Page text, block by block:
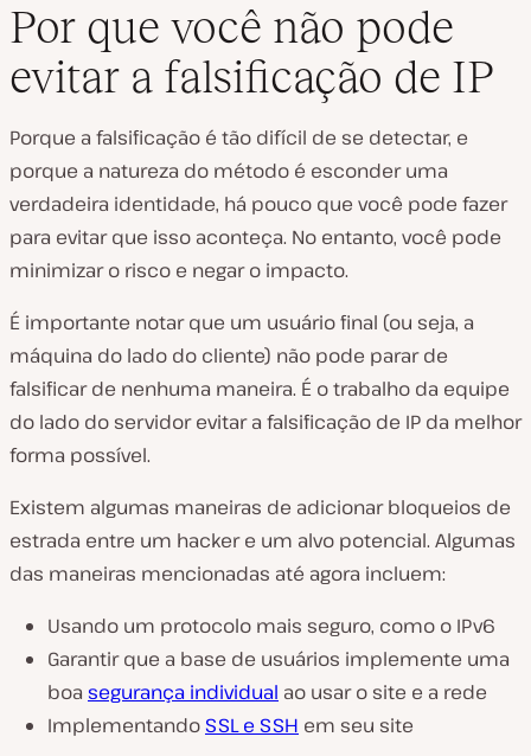
Por que você não pode
evitar a falsificação de IP
Porque a falsificação é tão difícil de se detectar, e
porque a natureza do método é esconder uma
verdadeira identidade, há pouco que você pode fazer
para evitar que isso aconteça. No entanto, você pode
minimizar o risco e negar o impacto.
É importante notar que um usuário final (ou seja, a
máquina do lado do cliente) não pode parar de
falsificar de nenhuma maneira. É o trabalho da equipe
do lado do servidor evitar a falsificação de IP da melhor
forma possível.
Existem algumas maneiras de adicionar bloqueios de
estrada entre um hacker e um alvo potencial. Algumas
das maneiras mencionadas até agora incluem:
Usando um protocolo mais seguro, como o IPv6
Garantir que a base de usuários implemente uma
boa segurança individual ao usar o site e a rede
Implementando SSL e SSH em seu site